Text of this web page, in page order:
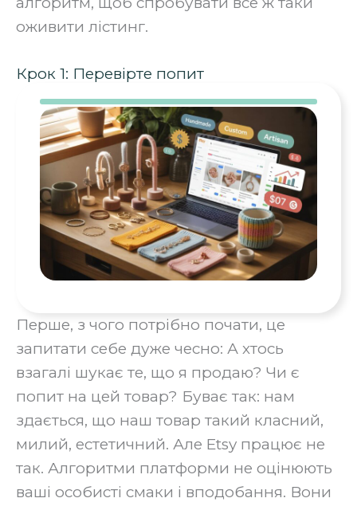
оживити лістинг.
Крок 1: Перевірте попит
Перше, з чого потрібно почати, це
запитати себе дуже чесно: А хтось
взагалі шукає те, що я продаю? Чи є
попит на цей товар? Буває так: нам
здається, що наш товар такий класний,
милий, естетичний. Але Etsy працює не
так. Алгоритми платформи не оцінюють
ваші особисті смаки і вподобання. Вони